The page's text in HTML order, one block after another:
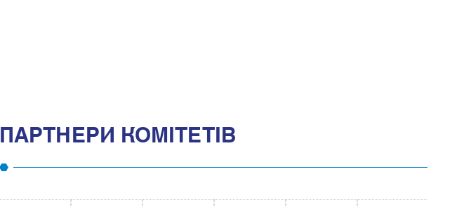
ПАРТНЕРИ КОМІТЕТІВ